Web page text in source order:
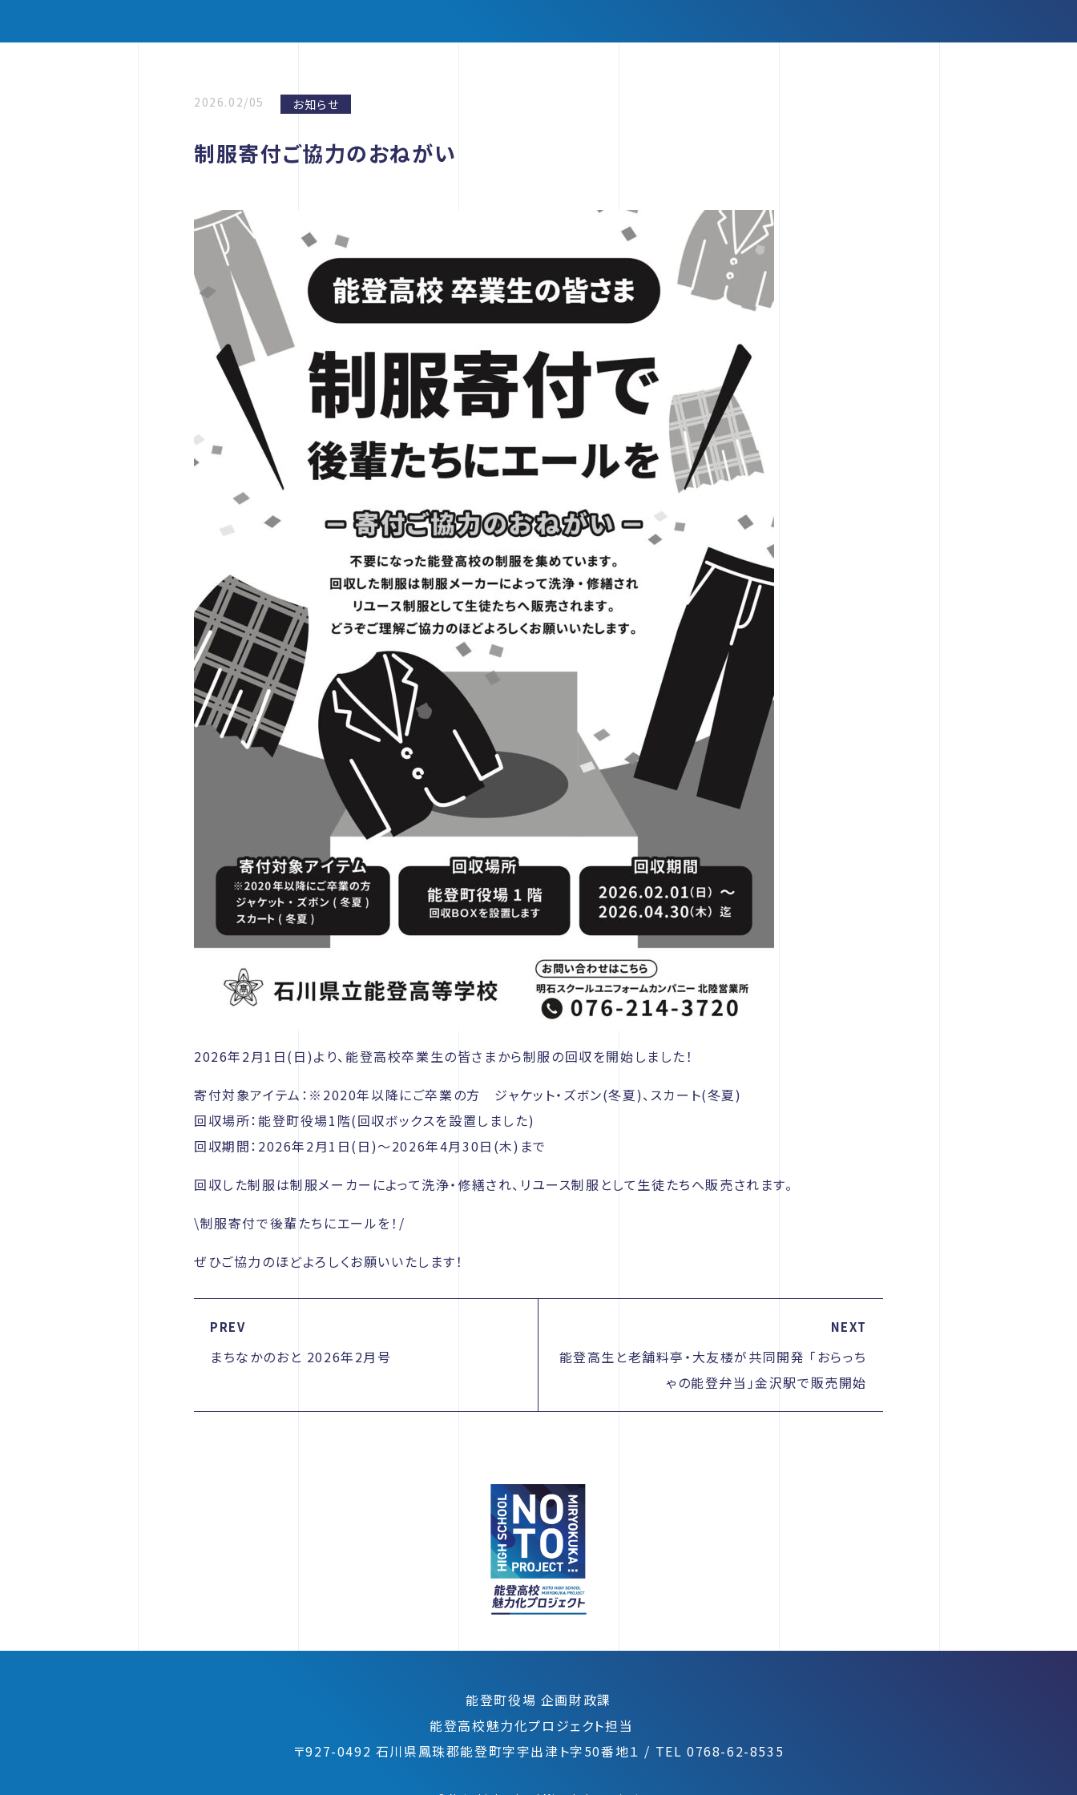
2026.02/05 お知らせ
制服寄付ご協力のおねがい
2026年2月1日(日)より、能登高校卒業生の皆さまから制服の回収を開始しました！
寄付対象アイテム：※2020年以降にご卒業の方 ジャケット・ズボン(冬夏)、スカート(冬夏)
回収場所：能登町役場1階(回収ボックスを設置しました)
回収期間：2026年2月1日(日)～2026年4月30日(木)まで
回収した制服は制服メーカーによって洗浄・修繕され、リユース制服として生徒たちへ販売されます。
\制服寄付で後輩たちにエールを！/
ぜひご協力のほどよろしくお願いいたします！
PREV
まちなかのおと 2026年2月号
NEXT
能登高生と老舗料亭・大友楼が共同開発 「おらっち
ゃの能登弁当」金沢駅で販売開始
能登町役場 企画財政課
能登高校魅力化プロジェクト担当
〒927-0492 石川県鳳珠郡能登町字宇出津ト字50番地１ / TEL 0768-62-8535